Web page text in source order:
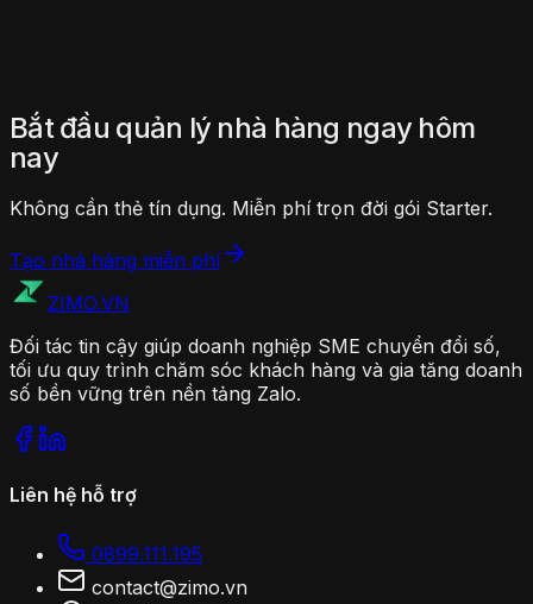
Bắt đầu quản lý nhà hàng ngay hôm
nay
Không cần thẻ tín dụng. Miễn phí trọn đời gói Starter.
Tạo nhà hàng miễn phí
ZIMO.VN
Đối tác tin cậy giúp doanh nghiệp SME chuyển đổi số,
tối ưu quy trình chăm sóc khách hàng và gia tăng doanh
số bền vững trên nền tảng Zalo.
Liên hệ hỗ trợ
0899.111.195
contact@zimo.vn